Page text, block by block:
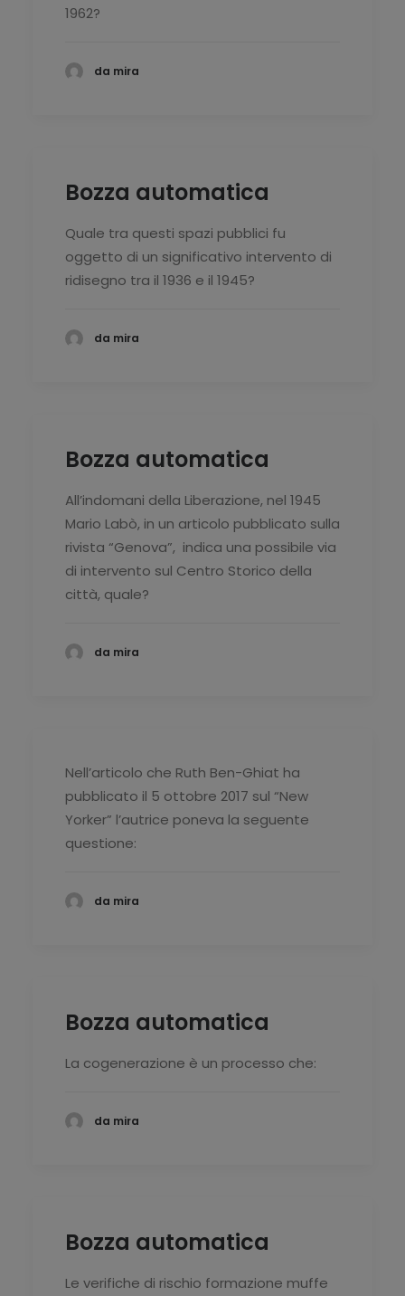
1962?
da mira
Bozza automatica
Quale tra questi spazi pubblici fu
oggetto di un significativo intervento di
ridisegno tra il 1936 e il 1945?
da mira
Bozza automatica
All’indomani della Liberazione, nel 1945
Mario Labò, in un articolo pubblicato sulla
rivista “Genova”, indica una possibile via
di intervento sul Centro Storico della
città, quale?
da mira
Nell’articolo che Ruth Ben-Ghiat ha
pubblicato il 5 ottobre 2017 sul “New
Yorker” l’autrice poneva la seguente
questione:
da mira
Bozza automatica
La cogenerazione è un processo che:
da mira
Bozza automatica
Le verifiche di rischio formazione muffe